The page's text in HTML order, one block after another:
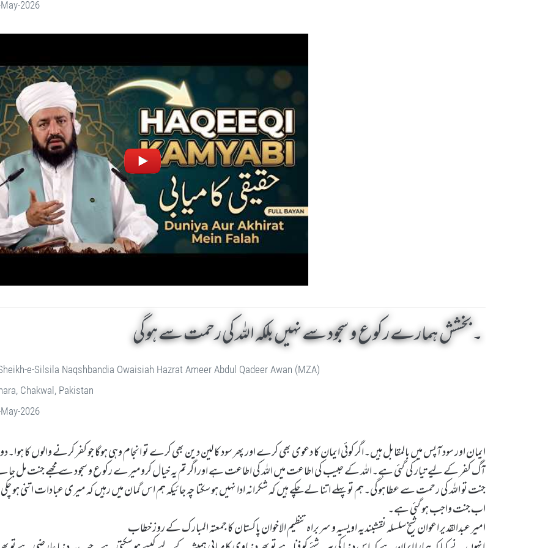
2026
۔بخشش ہمارے رکوع و سجود سے نہیں بلکہ اللہ کی رحمت سے ہوگی
e-Silsila Naqshbandia Owaisiah Hazrat Ameer Abdul Qadeer Awan (MZA)
Chakwal, Pakistan
2026
ایمان اور سود آپس میں بالمقابل ہیں۔اگر کوئی ایمان کا دعوی بھی کرے اور پھر سود کا لین دین بھی کرے تو انجام وہی ہوگا جو کفر کرنے والوں کا
آگ کفر کے لیے تیار کی گئی ہے۔اللہ کے حبیب کی اطاعت میں اللہ کی اطاعت ہے اور اگر تم یہ خیال کرومیرے رکوع و سجود سے مجھے جنت مل
جنت تو اللہ کی رحمت سے عطا ہوگی۔ہم تو پہلے اتنا لے چکے ہیں کہ شکرانہ ادا نہیں ہو سکتا چہ جائیکہ ہم اس گمان میں رہیں کہ میری عبادات اتنی ہو
اب جنت واجب ہو گئی ہے۔
امیر عبدالقدیر اعوان شیخ سلسلہ نقشبندیہ اویسیہ و سربراہ تنظیم الاخوان پاکستان کا جمعتہ المبار ک کے روز خطاب